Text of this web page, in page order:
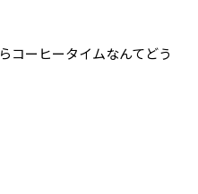
コーヒータイムなんてどう